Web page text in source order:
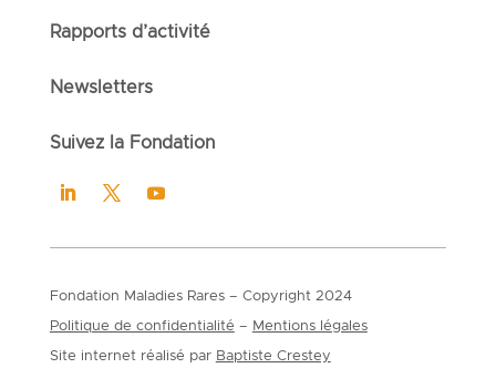
Rapports d’activité
Newsletters
Suivez la Fondation
Fondation Maladies Rares – Copyright 2024
Politique de confidentialité – Mentions légales
Site internet réalisé par Baptiste Crestey